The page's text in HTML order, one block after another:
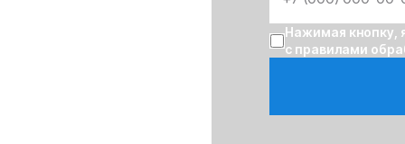
Нажимая кнопку,
с правилами